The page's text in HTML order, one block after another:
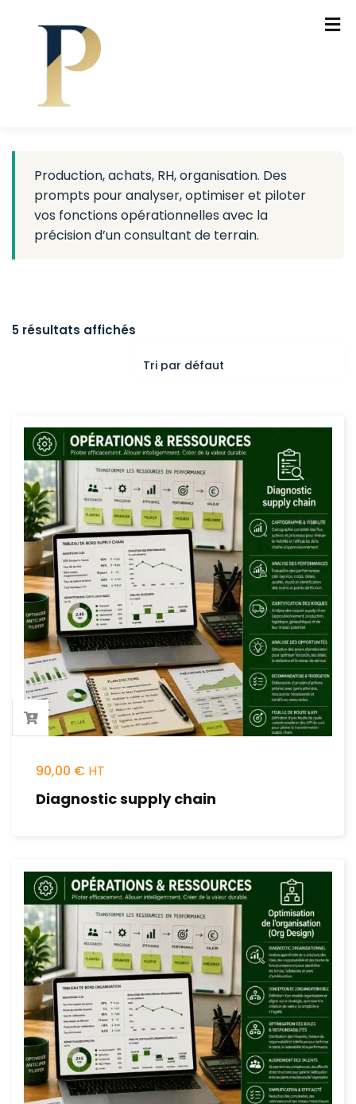
Production, achats, RH, organisation. Des
prompts pour analyser, optimiser et piloter
vos fonctions opérationnelles avec la
précision d’un consultant de terrain.
5 résultats affichés
90,00 €
Diagnostic supply chain